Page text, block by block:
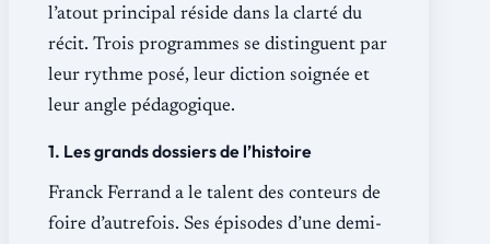
l’atout principal réside dans la clarté du
récit. Trois programmes se distinguent par
leur rythme posé, leur diction soignée et
leur angle pédagogique.
1. Les grands dossiers de l’histoire
Franck Ferrand a le talent des conteurs de
foire d’autrefois. Ses épisodes d’une demi-